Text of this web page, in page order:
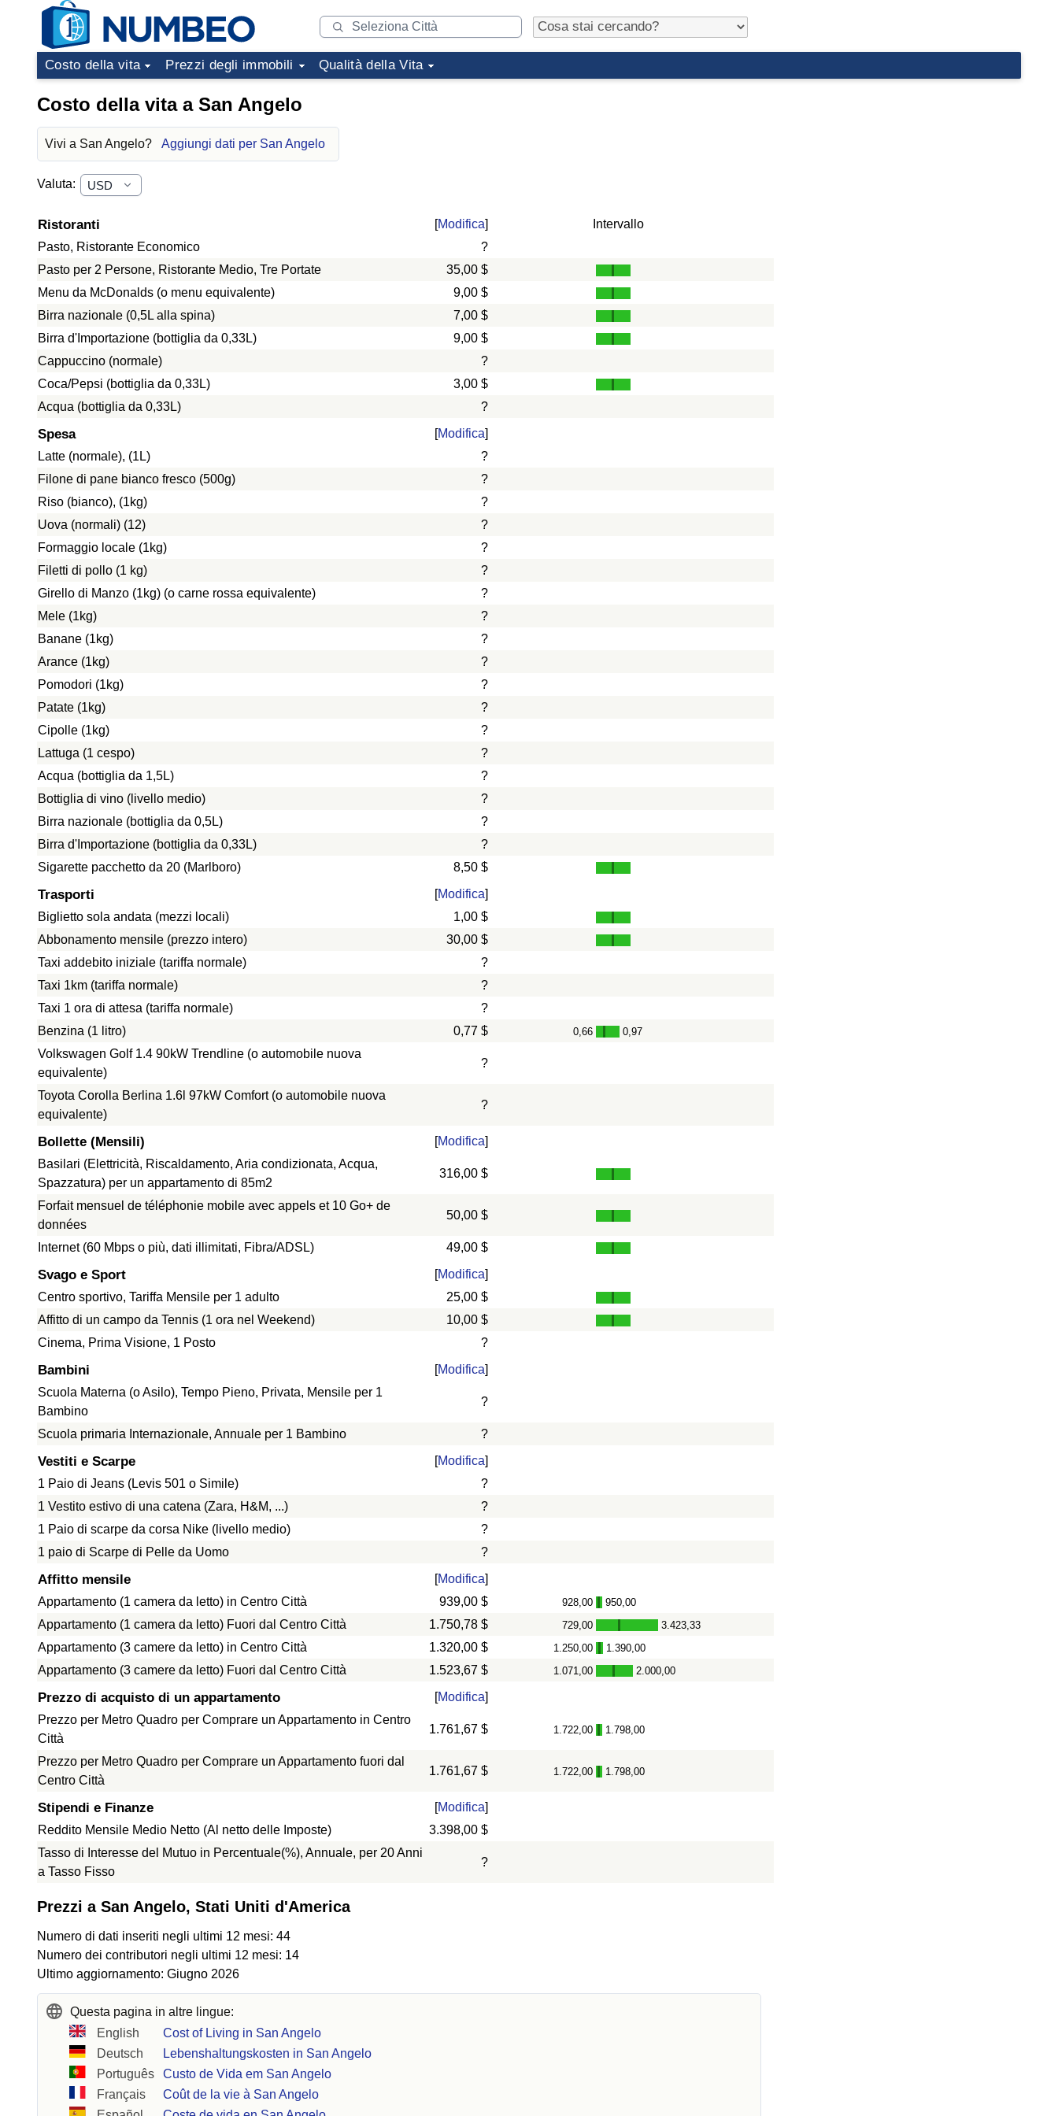
Costo della vita Prezzi degli immobili Qualità della Vita
Costo della vita a San Angelo
Vivi a San Angelo? Aggiungi dati per San Angelo
Valuta:
Ristoranti [Modifica]
Intervallo
Pasto, Ristorante Economico
?
Pasto per 2 Persone, Ristorante Medio, Tre Portate
35,00 $
Menu da McDonalds (o menu equivalente)
9,00 $
Birra nazionale (0,5L alla spina)
7,00 $
Birra d'Importazione (bottiglia da 0,33L)
9,00 $
Cappuccino (normale)
?
Coca/Pepsi (bottiglia da 0,33L)
3,00 $
Acqua (bottiglia da 0,33L)
?
Spesa [Modifica]
Latte (normale), (1L)
?
Filone di pane bianco fresco (500g)
?
Riso (bianco), (1kg)
?
Uova (normali) (12)
?
Formaggio locale (1kg)
?
Filetti di pollo (1 kg)
?
Girello di Manzo (1kg) (o carne rossa equivalente)
?
Mele (1kg)
?
Banane (1kg)
?
Arance (1kg)
?
Pomodori (1kg)
?
Patate (1kg)
?
Cipolle (1kg)
?
Lattuga (1 cespo)
?
Acqua (bottiglia da 1,5L)
?
Bottiglia di vino (livello medio)
?
Birra nazionale (bottiglia da 0,5L)
?
Birra d'Importazione (bottiglia da 0,33L)
?
Sigarette pacchetto da 20 (Marlboro)
8,50 $
Trasporti [Modifica]
Biglietto sola andata (mezzi locali)
1,00 $
Abbonamento mensile (prezzo intero)
30,00 $
Taxi addebito iniziale (tariffa normale)
?
Taxi 1km (tariffa normale)
?
Taxi 1 ora di attesa (tariffa normale)
?
Benzina (1 litro)
0,77 $ 0,66 - 0,97
Volkswagen Golf 1.4 90kW Trendline (o automobile nuova
equivalente)
?
Toyota Corolla Berlina 1.6l 97kW Comfort (o automobile nuova
equivalente)
?
Bollette (Mensili) [Modifica]
Basilari (Elettricità, Riscaldamento, Aria condizionata, Acqua,
Spazzatura) per un appartamento di 85m2
316,00 $
Forfait mensuel de téléphonie mobile avec appels et 10 Go+ de
données
50,00 $
Internet (60 Mbps o più, dati illimitati, Fibra/ADSL) 49,00 $
Svago e Sport [Modifica]
Centro sportivo, Tariffa Mensile per 1 adulto
25,00 $
Affitto di un campo da Tennis (1 ora nel Weekend)
10,00 $
Cinema, Prima Visione, 1 Posto
?
Bambini [Modifica]
Scuola Materna (o Asilo), Tempo Pieno, Privata, Mensile per 1
Bambino
?
Scuola primaria Internazionale, Annuale per 1 Bambino ?
Vestiti e Scarpe [Modifica]
1 Paio di Jeans (Levis 501 o Simile)
?
1 Vestito estivo di una catena (Zara, H&M, ...)
?
1 Paio di scarpe da corsa Nike (livello medio)
?
1 paio di Scarpe di Pelle da Uomo
?
Affitto mensile [Modifica]
Appartamento (1 camera da letto) in Centro Città
939,00 $ 928,00 - 950,00
Appartamento (1 camera da letto) Fuori dal Centro Città 1.750,78 $ 729,00 - 3.423,33
Appartamento (3 camere da letto) in Centro Città 1.320,00 $ 1.250,00 - 1.390,00
Appartamento (3 camere da letto) Fuori dal Centro Città 1.523,67 $ 1.071,00 - 2.000,00
Prezzo di acquisto di un appartamento [Modifica]
Prezzo per Metro Quadro per Comprare un Appartamento in Centro
Città
1.761,67 $ 1.722,00 - 1.798,00
Prezzo per Metro Quadro per Comprare un Appartamento fuori dal
Centro Città
1.761,67 $ 1.722,00 - 1.798,00
Stipendi e Finanze [Modifica]
Reddito Mensile Medio Netto (Al netto delle Imposte)
3.398,00 $
Tasso di Interesse del Mutuo in Percentuale(%), Annuale, per 20 Anni
a Tasso Fisso
?
Prezzi a San Angelo, Stati Uniti d'America
Numero di dati inseriti negli ultimi 12 mesi: 44
Numero dei contributori negli ultimi 12 mesi: 14
Ultimo aggiornamento: Giugno 2026
Questa pagina in altre lingue:
English
Cost of Living in San Angelo
Deutsch
Lebenshaltungskosten in San Angelo
Português
Custo de Vida em San Angelo
Français
Coût de la vie à San Angelo